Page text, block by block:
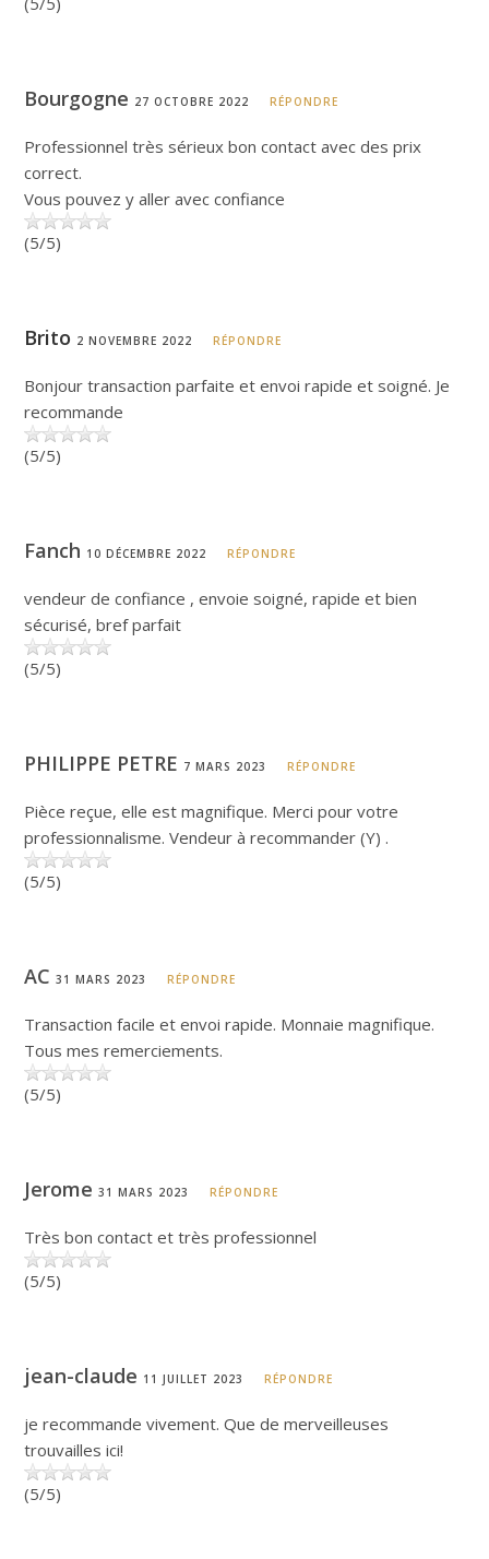
Bourgogne 27 OCTOBRE 2022 RÉPONDRE
Professionnel très sérieux bon contact avec des prix
correct.
Vous pouvez y aller avec confiance
(5/5)
Brito 2 NOVEMBRE 2022 RÉPONDRE
Bonjour transaction parfaite et envoi rapide et soigné. Je
recommande
(5/5)
Fanch 10 DÉCEMBRE 2022 RÉPONDRE
vendeur de confiance , envoie soigné, rapide et bien
sécurisé, bref parfait
(5/5)
PHILIPPE PETRE 7 MARS 2023 RÉPONDRE
Pièce reçue, elle est magnifique. Merci pour votre
professionnalisme. Vendeur à recommander (Y) .
(5/5)
AC31 MARS 2023 RÉPONDRE
Transaction facile et envoi rapide. Monnaie magnifique.
Tous mes remerciements.
(5/5)
Jerome31 MARS 2023 RÉPONDRE
Très bon contact et très professionnel
(5/5)
jean-claude 11 JUILLET 2023 RÉPONDRE
je recommande vivement. Que de merveilleuses
trouvailles ici!
(5/5)